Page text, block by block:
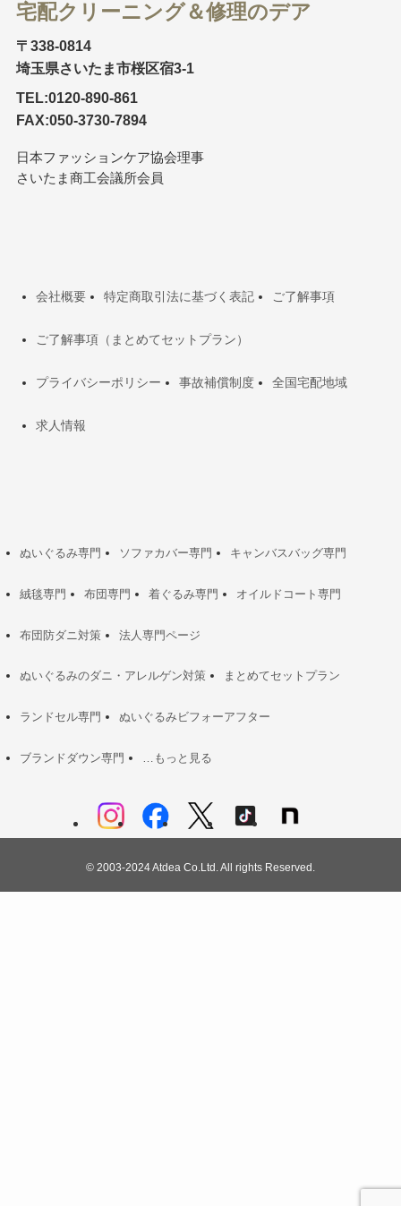
宅配クリーニング＆修理のデア
〒338-0814
埼玉県さいたま市桜区宿3-1
TEL:0120-890-861
FAX:050-3730-7894
日本ファッションケア協会理事
さいたま商工会議所会員
会社概要 特定商取引法に基づく表記 ご了解事項
ご了解事項（まとめてセットプラン）
プライバシーポリシー 事故補償制度 全国宅配地域
求人情報
ぬいぐるみ専門 ソファカバー専門 キャンバスバッグ専門
絨毯専門 布団専門 着ぐるみ専門 オイルドコート専門
布団防ダニ対策 法人専門ページ
ぬいぐるみのダニ・アレルゲン対策 まとめてセットプラン
ランドセル専門 ぬいぐるみビフォーアフター
ブランドダウン専門 …もっと見る
© 2003-2024 Atdea Co.Ltd. All rights Reserved.